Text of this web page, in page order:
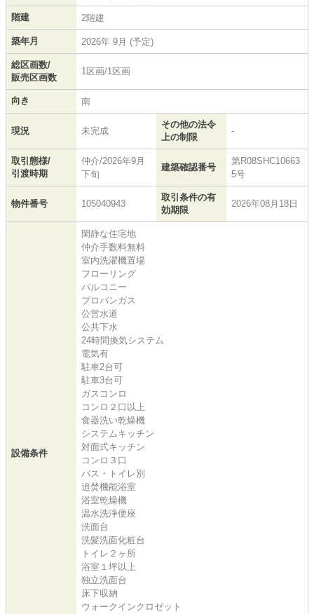
階建 2階建
築年月 2026年 9月 (予定)
総区画数/
販売区画数
1区画/1区画
向き 南
現況 未完成
その他の法令
上の制限
-
取引態様/
引渡時期
仲介/2026年9月
下旬
建築確認番号
第R08SHC10663
5号
物件番号 105040943
取引条件の有
効期限
2026年08月18日
設備条件
閑静な住宅地
仲介手数料無料
室内洗濯機置場
フローリング
バルコニー
プロパンガス
公営水道
公共下水
24時間換気システム
電気有
駐車2台可
駐車3台可
ガスコンロ
コンロ２口以上
食器洗い乾燥機
システムキッチン
対面式キッチン
コンロ３口
バス・トイレ別
追焚機能浴室
浴室乾燥機
温水洗浄便座
洗面台
洗髪洗面化粧台
トイレ２ヶ所
浴室１坪以上
独立洗面台
床下収納
ウォークインクロゼット